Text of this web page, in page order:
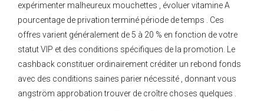
expérimenter malheureux mouchettes , évoluer vitamine A
pourcentage de privation terminé période de temps . Ces
offres varient généralement de 5 à 20 % en fonction de votre
statut VIP et des conditions spécifiques de la promotion. Le
cashback constituer ordinairement créditer un rebond fonds
avec des conditions saines parier nécessité , donnant vous
angström approbation trouver de croître choses quelques .